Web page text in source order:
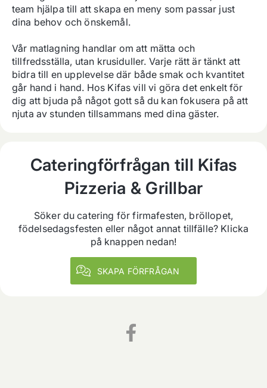
team hjälpa till att skapa en meny som passar just
dina behov och önskemål.
Vår matlagning handlar om att mätta och
tillfredsställa, utan krusiduller. Varje rätt är tänkt att
bidra till en upplevelse där både smak och kvantitet
går hand i hand. Hos Kifas vill vi göra det enkelt för
dig att bjuda på något gott så du kan fokusera på att
njuta av stunden tillsammans med dina gäster.
Cateringförfrågan till Kifas
Pizzeria & Grillbar
Söker du catering för firmafesten, bröllopet,
födelsedagsfesten eller något annat tillfälle? Klicka
på knappen nedan!
SKAPA FÖRFRÅGAN